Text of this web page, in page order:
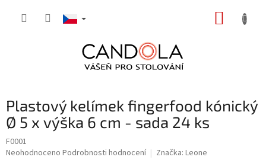
Plastový kelímek fingerfood kónický
Ø 5 x výška 6 cm - sada 24 ks
F0001
Průměrné
Neohodnoceno Podrobnosti hodnocení Značka: Leone